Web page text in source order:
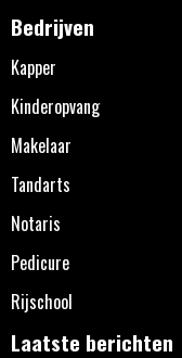
Bedrijven
Kapper
Kinderopvang
Makelaar
Tandarts
Notaris
Pedicure
Rijschool
Laatste berichten